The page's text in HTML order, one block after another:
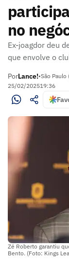
no
Ex-joagdor deu
que envolve o
PorLance!•São Paulo
25/02/202519:36
Zé Roberto garantiu
Bento. (Foto: Kings